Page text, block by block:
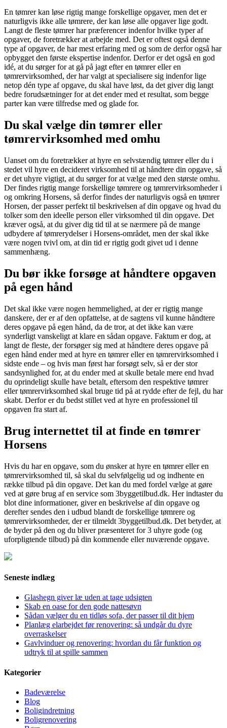
En tømrer kan løse rigtig mange forskellige opgaver, men det er
naturligvis ikke alle tømrere, der kan løse alle opgaver lige godt.
Langt de fleste tømrer har præferencer indenfor hvilke typer af
opgaver, de foretrækker at arbejde med. Det er oftest også denne
type af opgaver, de har mest erfaring med og som de derfor også har
opbygget den første ekspertise indenfor. Derfor er det også en god
idé, at du sørger for at gå på jagt efter en tømrer eller en
tømrervirksomhed, der har valgt at specialisere sig indenfor lige
netop dén type af opgave, du skal have løst, da det giver dig langt
bedre forudsætninger for at det ender med et resultat, som begge
parter kan være tilfredse med og glade for.
Du skal vælge din tømrer eller
tømrervirksomhed med omhu
Uanset om du foretrækker at hyre en selvstændig tømrer eller du i
stedet vil hyre en decideret virksomhed til at håndtere din opgave, så
er det uhyre vigtigt, at du sørger for at vælge med den største omhu.
Der findes rigtig mange forskellige tømrere og tømrervirksomheder i
og omkring Horsens, så derfor findes der naturligvis også en tømrer
Horsen, der passer perfekt til beskrivelsen af din opgave og hvad du
tolker som den ideelle person eller virksomhed til din opgave. Det
kræver også, at du giver dig tid til at se nærmere på de mange
udbydere af tømrerydelser i Horsens-området, men der skal ikke
være nogen tvivl om, at din tid er rigtig godt givet ud i denne
sammenhæng.
Du bør ikke forsøge at håndtere opgaven
på egen hånd
Det skal ikke være nogen hemmelighed, at der er rigtig mange
danskere, der er af den opfattelse, at de sagtens vil kunne håndtere
deres opgave på egen hånd, da de tror, at det ikke kan være
synderligt vanskeligt at klare en sådan opgave. Faktum er dog, at
langt de fleste, der forsøger sig med at håndtere deres opgave på
egen hånd ender med at hyre en tømrer eller en tømrervirksomhed i
sidste ende – og hvis man først har forsøgt selv, så er der stor
sandsynlighed for, at du ender med at skulle betale mere end hvad
du oprindeligt skulle have betalt, eftersom den respektive tømrer
eller tømrervirksomhed skal bruge tid på at rydde efter de fejl, du har
skabt. Derfor er du bedst stillet ved at hyre en professionel til
opgaven fra start af.
Brug internettet til at finde en tømrer
Horsens
Hvis du har en opgave, som du ønsker at hyre en tømrer eller en
tømrervirksomhed til, så skal du selvfølgelig ud og indhente en
række tilbud på din opgave. Det kan du med fordel vælge at gøre
ved at gøre brug af en service som 3byggetilbud.dk. Her indtaster du
blot dine informationer, giver en beskrivelse af din opgave og
derefter sendes den i udbud blandt de forskellige tømrere og
tømrervirksomheder, der er tilmeldt 3byggetilbud.dk. Det betyder, at
de byder på den og du bliver præsenteret for 3 uhyre gode (og
uforpligtende tilbud) på din kommende eller nuværende opgave.
Seneste indlæg
Glashegn giver læ uden at tage udsigten
Skab en oase for den gode nattesøvn
Sådan vælger du en tidløs sofa, der passer til dit hjem
Planlæg elarbejdet før renovering: så undgår du dyre
overraskelser
Gavlvinduer og renovering: hvordan du får funktion og
udtryk til at spille sammen
Kategorier
Badeværelse
Blog
Boligindretning
Boligrenovering